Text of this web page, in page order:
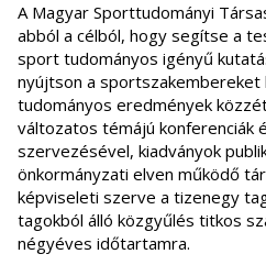
A Magyar Sporttudományi
abból a célból, hogy segítse a
sport tudományos igényű
nyújtson a
tudományos eredmények
változatos témájú konferenciák
szervezésével, kiadványok
önkormányzati elven működő
képviseleti szerve a tizenegy
tagokból álló közgyűlés titkos
négyéves időtartamra.